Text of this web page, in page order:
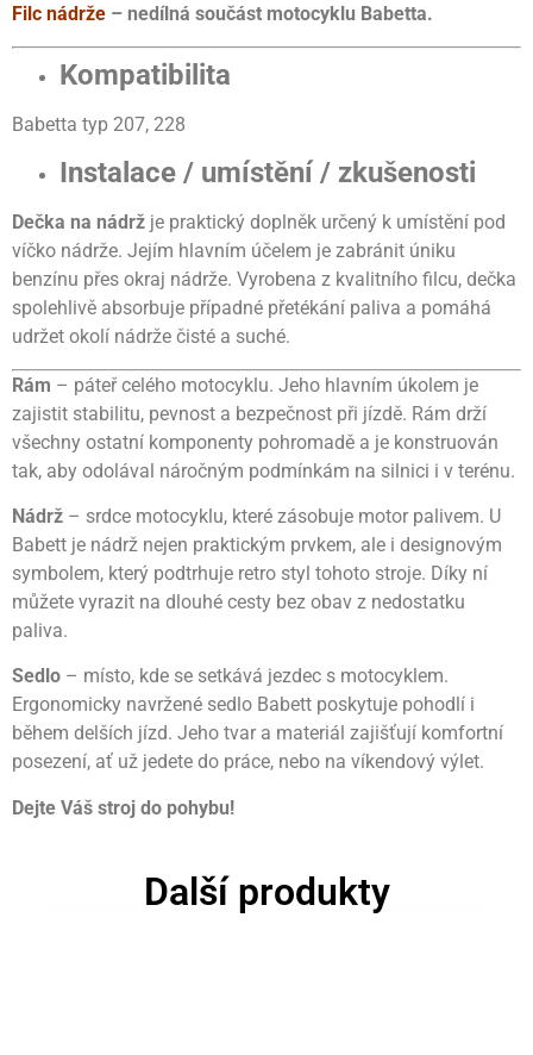
Filc nádrže – nedílná součást motocyklu Babetta.
Kompatibilita
Babetta typ 207, 228
Instalace / umístění / zkušenosti
Dečka na nádrž je praktický doplněk určený k umístění pod
víčko nádrže. Jejím hlavním účelem je zabránit úniku
benzínu přes okraj nádrže. Vyrobena z kvalitního filcu, dečka
spolehlivě absorbuje případné přetékání paliva a pomáhá
udržet okolí nádrže čisté a suché.
Rám – páteř celého motocyklu. Jeho hlavním úkolem je
zajistit stabilitu, pevnost a bezpečnost při jízdě. Rám drží
všechny ostatní komponenty pohromadě a je konstruován
tak, aby odolával náročným podmínkám na silnici i v terénu.
Nádrž – srdce motocyklu, které zásobuje motor palivem. U
Babett je nádrž nejen praktickým prvkem, ale i designovým
symbolem, který podtrhuje retro styl tohoto stroje. Díky ní
můžete vyrazit na dlouhé cesty bez obav z nedostatku
paliva.
Sedlo – místo, kde se setkává jezdec s motocyklem.
Ergonomicky navržené sedlo Babett poskytuje pohodlí i
během delších jízd. Jeho tvar a materiál zajišťují komfortní
posezení, ať už jedete do práce, nebo na víkendový výlet.
Dejte Váš stroj do pohybu!
Další produkty